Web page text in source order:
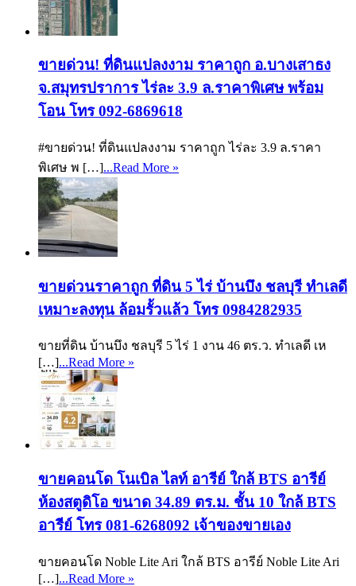
ขายด่วน! ที่ดินแปลงงาม ราคาถูก อ.บางเสาธง
จ.สมุทรปราการ ไร่ละ 3.9 ล.ราคาพิเศษ พร้อม
โอน โทร 092-6869618
#ขายด่วน! ที่ดินแปลงงาม ราคาถูก ไร่ละ 3.9 ล.ราคา
พิเศษ พ […]...Read More »
ขายด่วนราคาถูก ที่ดิน 5 ไร่ บ้านบึง ชลบุรี ทำเลดี
เหมาะลงทุน ล้อมรั้วแล้ว โทร 0984282935
ขายที่ดิน บ้านบึง ชลบุรี 5 ไร่ 1 งาน 46 ตร.ว. ทำเลดี เห
[…]...Read More »
ขายคอนโด โนเบิล ไลท์ อารีย์ ใกล้ BTS อารีย์
ห้องสตูดิโอ ขนาด 34.89 ตร.ม. ชั้น 10 ใกล้ BTS
อารีย์ โทร 081-6268092 เจ้าของขายเอง
ขายคอนโด Noble Lite Ari ใกล้ BTS อารีย์ Noble Lite Ari
[…]...Read More »